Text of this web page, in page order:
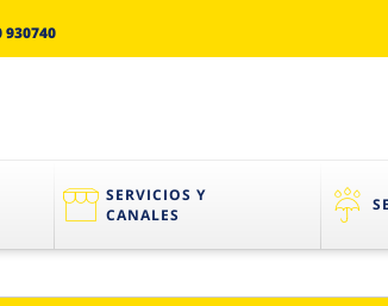
SERVICIOS Y
CANALES
930740